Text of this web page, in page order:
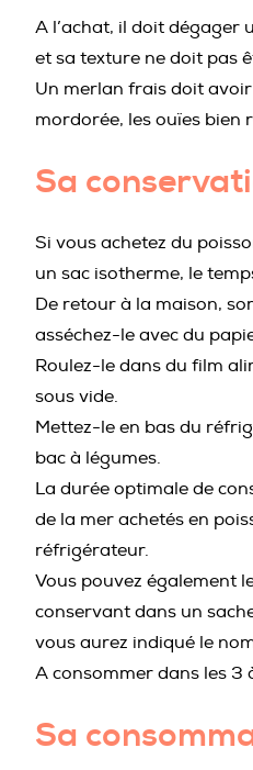
A l’achat, il doit dégager
et sa texture ne doit pas
Un merlan frais doit
mordorée, les ouïes bien
Sa
Si vous achetez du
un sac isotherme, le
De retour à la maison,
asséchez-le avec du
Roulez-le dans du film
sous vide.
Mettez-le en bas du
bac à légumes.
La durée optimale de
de la mer achetés en
réfrigérateur.
Vous pouvez également
conservant dans un
vous aurez indiqué le
A consommer dans les 3
Sa